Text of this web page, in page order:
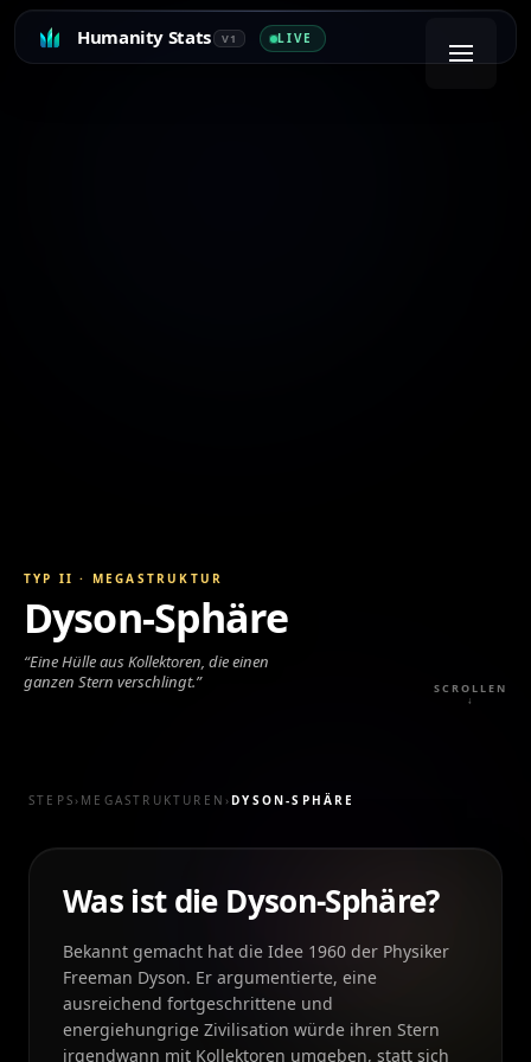
Humanity Stats V1 LIVE
TYP II · MEGASTRUKTUR
Dyson-Sphäre
“Eine Hülle aus Kollektoren, die einen
ganzen Stern verschlingt.”
SCROLLEN
↓
STEPS › MEGASTRUKTUREN › DYSON-SPHÄRE
Was ist die Dyson-Sphäre?
Bekannt gemacht hat die Idee 1960 der Physiker
Freeman Dyson. Er argumentierte, eine
ausreichend fortgeschrittene und
energiehungrige Zivilisation würde ihren Stern
irgendwann mit Kollektoren umgeben, statt sich